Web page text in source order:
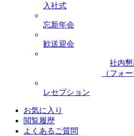
入社式
忘新年会
歓送迎会
社内
（フォ
レセプション
お気に入り
閲覧履歴
よくあるご質問